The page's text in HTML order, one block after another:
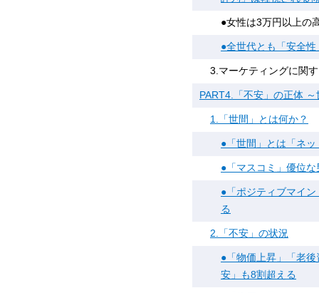
●女性は3万円以上の
●全世代とも「安全
3.マーケティングに関
PART4.「不安」の正体
1.「世間」とは何か？
●「世間」とは「ネ
●「マスコミ」優位
●「ポジティブマイ
る
2.「不安」の状況
●「物価上昇」「老
安」も8割超える